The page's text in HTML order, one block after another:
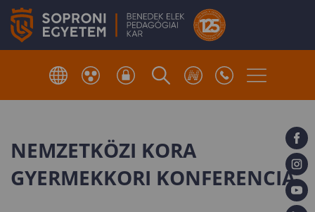
NEMZETKÖZI KORA
GYERMEKKORI KONFERENCIA